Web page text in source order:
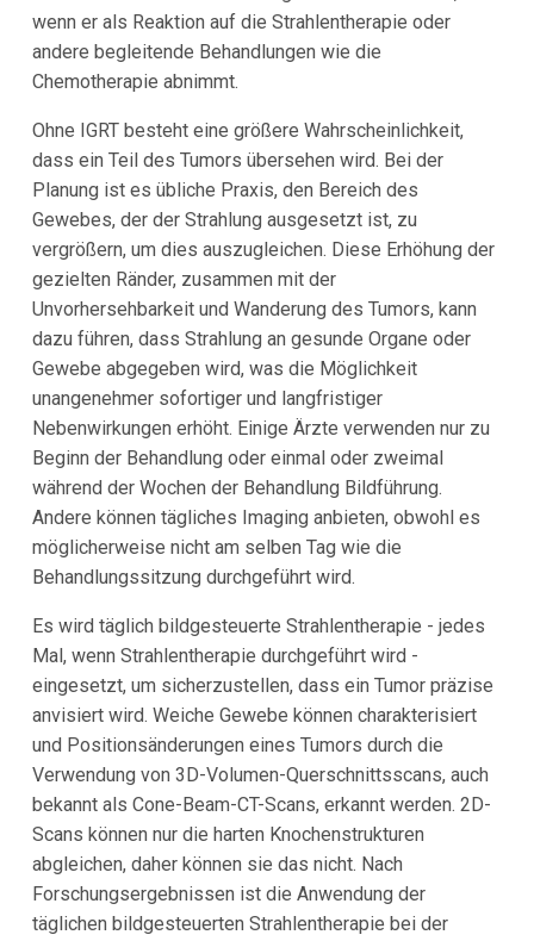
wenn er als Reaktion auf die Strahlentherapie oder
andere begleitende Behandlungen wie die
Chemotherapie abnimmt.
Ohne IGRT besteht eine größere Wahrscheinlichkeit,
dass ein Teil des Tumors übersehen wird. Bei der
Planung ist es übliche Praxis, den Bereich des
Gewebes, der der Strahlung ausgesetzt ist, zu
vergrößern, um dies auszugleichen. Diese Erhöhung der
gezielten Ränder, zusammen mit der
Unvorhersehbarkeit und Wanderung des Tumors, kann
dazu führen, dass Strahlung an gesunde Organe oder
Gewebe abgegeben wird, was die Möglichkeit
unangenehmer sofortiger und langfristiger
Nebenwirkungen erhöht. Einige Ärzte verwenden nur zu
Beginn der Behandlung oder einmal oder zweimal
während der Wochen der Behandlung Bildführung.
Andere können tägliches Imaging anbieten, obwohl es
möglicherweise nicht am selben Tag wie die
Behandlungssitzung durchgeführt wird.
Es wird täglich bildgesteuerte Strahlentherapie - jedes
Mal, wenn Strahlentherapie durchgeführt wird -
eingesetzt, um sicherzustellen, dass ein Tumor präzise
anvisiert wird. Weiche Gewebe können charakterisiert
und Positionsänderungen eines Tumors durch die
Verwendung von 3D-Volumen-Querschnittsscans, auch
bekannt als Cone-Beam-CT-Scans, erkannt werden. 2D-
Scans können nur die harten Knochenstrukturen
abgleichen, daher können sie das nicht. Nach
Forschungsergebnissen ist die Anwendung der
täglichen bildgesteuerten Strahlentherapie bei der